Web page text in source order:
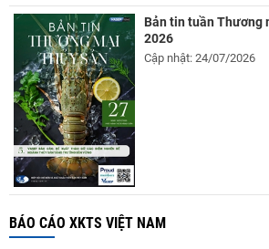
Bản tin tuần Thương
2026
Cập nhật: 24/07/2026
BÁO CÁO XKTS VIỆT NAM